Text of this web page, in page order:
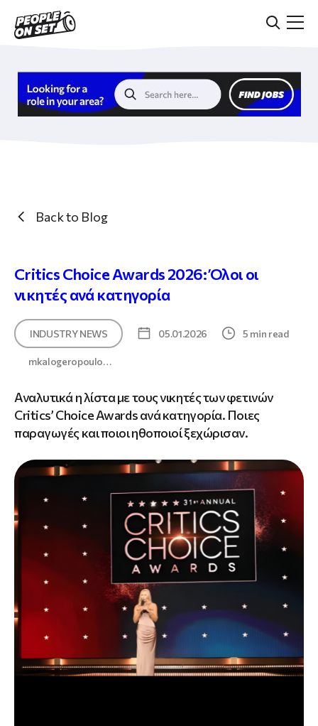
main
Back to Blog
Critics Choice Awards 2026: Όλοι οι
νικητές ανά κατηγορία
INDUSTRY NEWS 05.01.2026 5 min read
mkalogeropoulo…
Αναλυτικά η λίστα με τους νικητές των φετινών
Critics’ Choice Awards ανά κατηγορία. Ποιες
παραγωγές και ποιοι ηθοποιοί ξεχώρισαν.